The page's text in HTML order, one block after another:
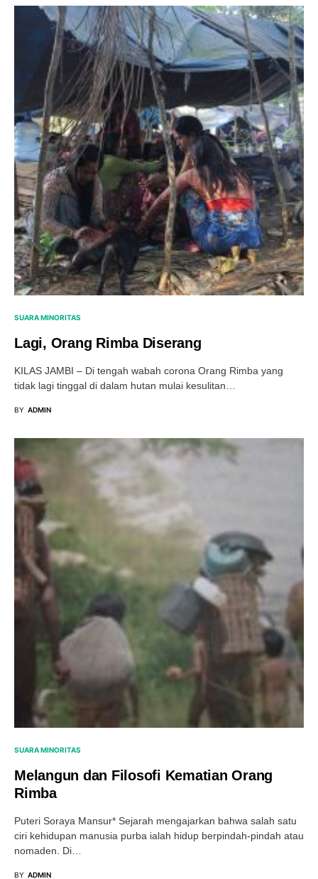
SUARA MINORITAS
Lagi, Orang Rimba Diserang
KILAS JAMBI – Di tengah wabah corona Orang Rimba yang
tidak lagi tinggal di dalam hutan mulai kesulitan…
BY ADMIN
SUARA MINORITAS
Melangun dan Filosofi Kematian Orang
Rimba
Puteri Soraya Mansur* Sejarah mengajarkan bahwa salah satu
ciri kehidupan manusia purba ialah hidup berpindah-pindah atau
nomaden. Di…
BY ADMIN